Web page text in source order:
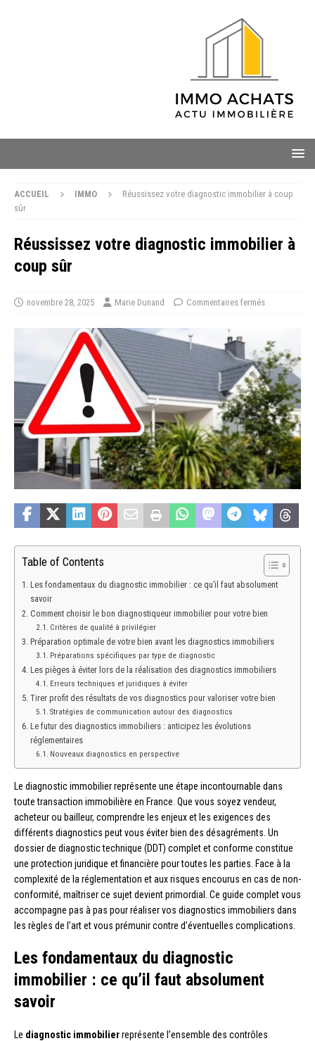
ACCUEIL IMMO
Réussissez votre diagnostic immobilier à coup
sûr
Réussissez votre diagnostic immobilier à
coup sûr
novembre 28, 2025 Marie Dunand Commentaires fermés
Table of Contents
Les fondamentaux du diagnostic immobilier : ce qu’il faut absolument
savoir
Comment choisir le bon diagnostiqueur immobilier pour votre bien
Critères de qualité à privilégier
Préparation optimale de votre bien avant les diagnostics immobiliers
Préparations spécifiques par type de diagnostic
Les pièges à éviter lors de la réalisation des diagnostics immobiliers
Erreurs techniques et juridiques à éviter
Tirer profit des résultats de vos diagnostics pour valoriser votre bien
Stratégies de communication autour des diagnostics
Le futur des diagnostics immobiliers : anticipez les évolutions
réglementaires
Nouveaux diagnostics en perspective
Le diagnostic immobilier représente une étape incontournable dans
toute transaction immobilière en France. Que vous soyez vendeur,
acheteur ou bailleur, comprendre les enjeux et les exigences des
différents diagnostics peut vous éviter bien des désagréments. Un
dossier de diagnostic technique (DDT) complet et conforme constitue
une protection juridique et financière pour toutes les parties. Face à la
complexité de la réglementation et aux risques encourus en cas de non-
conformité, maîtriser ce sujet devient primordial. Ce guide complet vous
accompagne pas à pas pour réaliser vos diagnostics immobiliers dans
les règles de l’art et vous prémunir contre d’éventuelles complications.
Les fondamentaux du diagnostic
immobilier : ce qu’il faut absolument
savoir
Le diagnostic immobilierreprésente l’ensemble des contrôles